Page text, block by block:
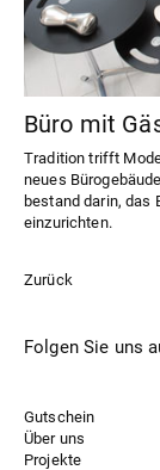
Büro mit
Tradition trifft
neues
bestand darin, das
einzurichten.
Zurück
Folgen Sie uns
Gutschein
Über uns
Projekte